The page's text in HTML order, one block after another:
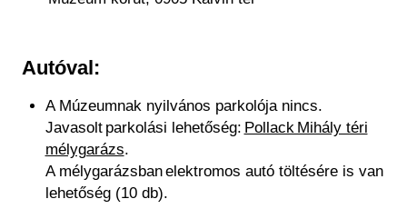
Autóval:
A Múzeumnak nyilvános parkolója nincs.
Javasolt parkolási lehetőség: Pollack Mihály téri
mélygarázs.
A mélygarázsban elektromos autó töltésére is van
lehetőség (10 db).